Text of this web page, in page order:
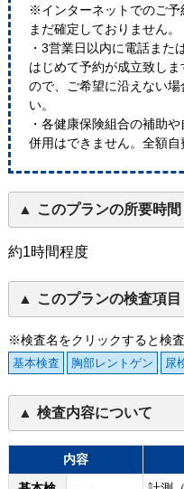
※インターネットでのご予
まだ確定しておりません。
・3営業日以内に電話また
はじめて予約が成立致し
ので、ご希望に沿えない
い。
・各健康保険組合の補助
併用はできません。全額自
このプランの所要時間
約1時間程度
このプランの検査項目
※検査名をクリックすると検
基本検査 胸部レントゲン 尿
検査内容について
内容